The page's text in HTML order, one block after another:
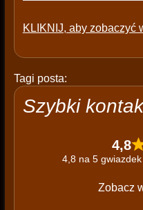
KLIKNIJ, aby zobaczyć
Tagi posta:
Szybki
4,8
4,8 na 5
Zobacz